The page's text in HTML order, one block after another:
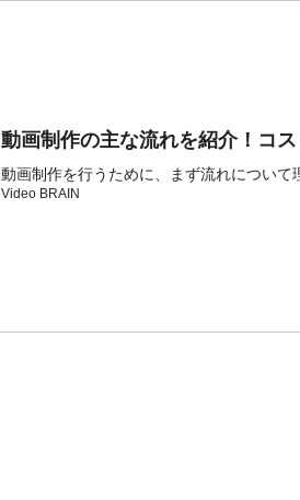
動画制作の主な流れを紹介！コ
動画制作を行うために、まず流れについ
Video BRAIN